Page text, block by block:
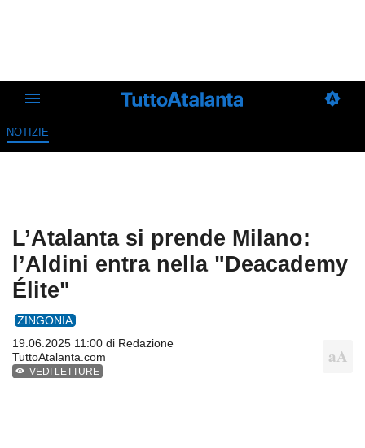
NOTIZIE
L’Atalanta si prende Milano:
l’Aldini entra nella "Deacademy
Élite"
ZINGONIA
19.06.2025 11:00 di Redazione
TuttoAtalanta.com
VEDI LETTURE